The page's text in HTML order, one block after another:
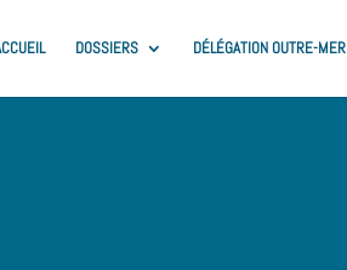
DOSSIERS DÉLÉGATION OUTRE-MER